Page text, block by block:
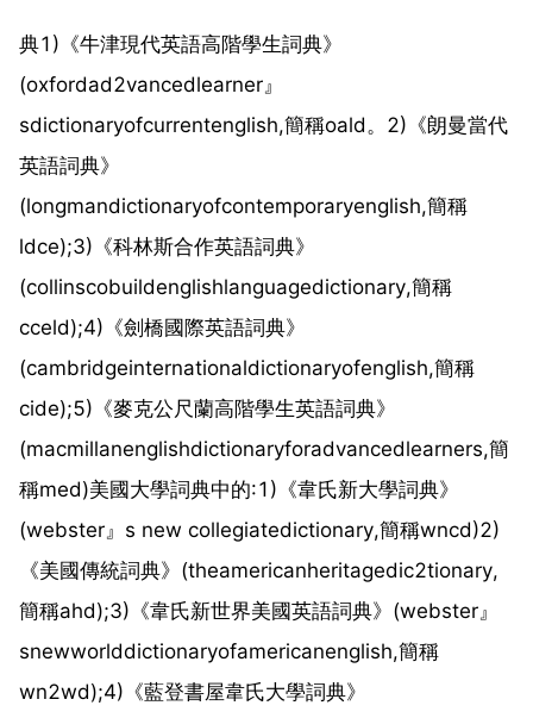
典1)《牛津現代英語高階學生詞典》
(oxfordad2vancedlearner』
sdictionaryofcurrentenglish,簡稱oald。2)《朗曼當代
英語詞典》
(longmandictionaryofcontemporaryenglish,簡稱
ldce);3)《科林斯合作英語詞典》
(collinscobuildenglishlanguagedictionary,簡稱
cceld);4)《劍橋國際英語詞典》
(cambridgeinternationaldictionaryofenglish,簡稱
cide);5)《麥克公尺蘭高階學生英語詞典》
(macmillanenglishdictionaryforadvancedlearners,簡
稱med)美國大學詞典中的:1)《韋氏新大學詞典》
(webster』s new collegiatedictionary,簡稱wncd)2)
《美國傳統詞典》(theamericanheritagedic2tionary,
簡稱ahd);3)《韋氏新世界美國英語詞典》(webster』
snewworlddictionaryofamericanenglish,簡稱
wn2wd);4)《藍登書屋韋氏大學詞典》